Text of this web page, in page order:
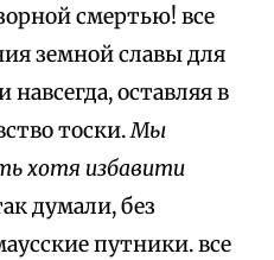
смертью! все
земной славы для
навсегда, оставляя в
тоски.Мы
хотя избавити
думали, без
путники. все